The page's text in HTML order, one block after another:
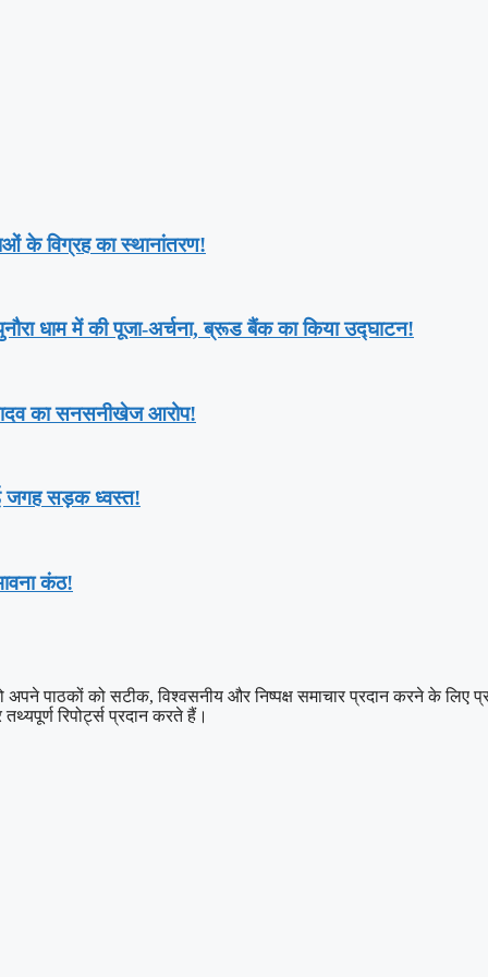
के विग्रह का स्थानांतरण!
धाम में की पूजा-अर्चना, ब्रूड बैंक का किया उद्घाटन!
का सनसनीखेज आरोप!
जगह सड़क ध्वस्त!
कंठ!
पाठकों को सटीक, विश्वसनीय और निष्पक्ष समाचार प्रदान करने के लिए
रिपोर्ट्स प्रदान करते हैं।